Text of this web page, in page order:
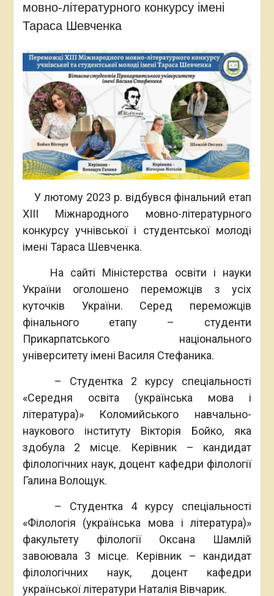
мовно-літературного конкурсу імені
Тараса Шевченка
У лютому 2023 р. відбувся фінальний етап
XIII Міжнародного мовно-літературного
конкурсу учнівської і студентської молоді
імені Тараса Шевченка.
На сайті Міністерства освіти і науки
України оголошено переможців з усіх
куточків України. Серед переможців
фінального етапу – студенти
Прикарпатського національного
університету імені Василя Стефаника.
– Студентка 2 курсу спеціальності
«Середня освіта (українська мова і
література)» Коломийського навчально-
наукового інституту Вікторія Бойко, яка
здобула 2 місце. Керівник – кандидат
філологічних наук, доцент кафедри філології
Галина Волощук.
– Студентка 4 курсу спеціальності
«Філологія (українська мова і література)»
факультету філології Оксана Шамлій
завоювала 3 місце. Керівник – кандидат
філологічних наук, доцент кафедри
української літератури Наталія Вівчарик.